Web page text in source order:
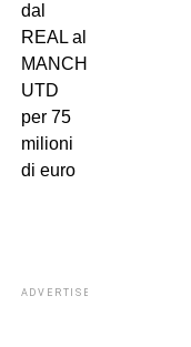
dal
REAL al
MANCHESTER
UTD
per 75
milioni
di euro
ADVERTISEMENT